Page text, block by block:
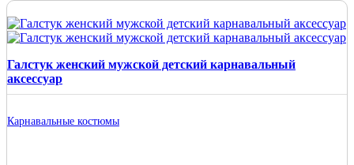
Галстук женский мужской детский карнавальный
аксессуар
Карнавальные костюмы